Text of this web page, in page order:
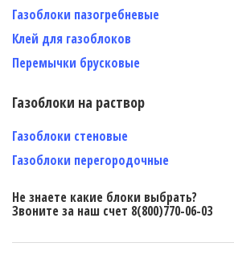
Газоблоки пазогребневые
Клей для газоблоков
Перемычки брусковые
Газоблоки на раствор
Газоблоки стеновые
Газоблоки перегородочные
Не знаете какие блоки выбрать?
Звоните за наш счет 8(800)770-06-03